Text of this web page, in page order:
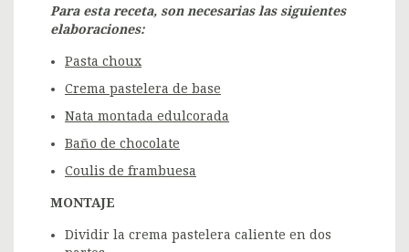
Para esta receta, son necesarias las siguientes
elaboraciones:
Pasta choux
Crema pastelera de base
Nata montada edulcorada
Baño de chocolate
Coulis de frambuesa
MONTAJE
Dividir la crema pastelera caliente en dos